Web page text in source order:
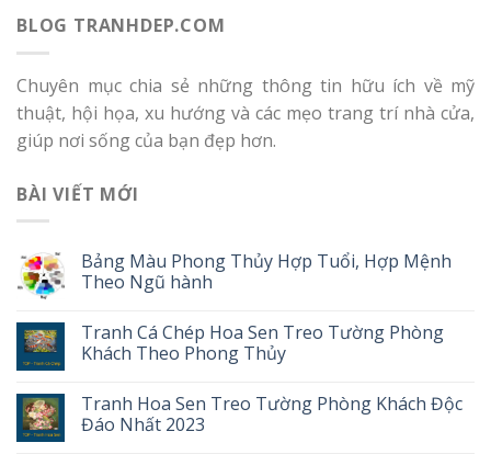
BLOG TRANHDEP.COM
Chuyên mục chia sẻ những thông tin hữu ích về mỹ
thuật, hội họa, xu hướng và các mẹo trang trí nhà cửa,
giúp nơi sống của bạn đẹp hơn.
BÀI VIẾT MỚI
Bảng Màu Phong Thủy Hợp Tuổi, Hợp Mệnh
Theo Ngũ hành
Tranh Cá Chép Hoa Sen Treo Tường Phòng
Khách Theo Phong Thủy
Tranh Hoa Sen Treo Tường Phòng Khách Độc
Đáo Nhất 2023